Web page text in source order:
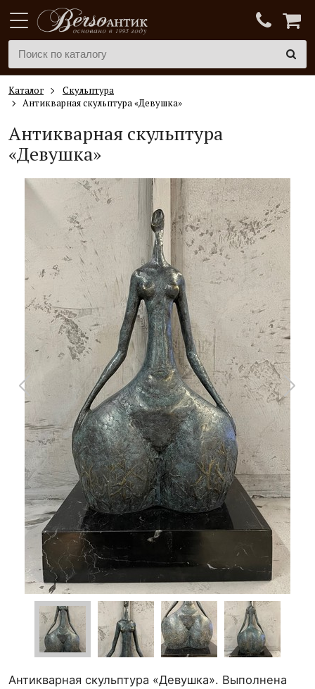
Каталог
Скульптура
Антикварная скульптура «Девушка»
Антикварная скульптура
«Девушка»
Антикварная скульптура «Девушка». Выполнена